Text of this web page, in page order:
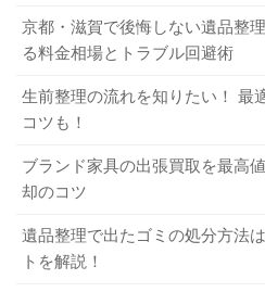
っている汚れを拭き取る
付属品をすべてそろえる
洗濯機の購入時についてきた付
も、買取へ出す前の大切な準備
付属品の有無だけで買取額が
す。査定に厳しい買取専門業者
ンターでは24時間無料出張査
事でいない方でも、夜間や早朝
でぜひ一度お問い合わせくださ
安になりますが、リサイクル買
うため、トラブルになることも
Q．買取不可になる洗濯機の特
A．買取業者によって異なりま
壊れて使えないもの
部品が足りないもの
需要が極めて低いもの
京都・滋賀で後悔しない遺品整
る料金相場とトラブル回避術
生前整理の流れを知りたい！ 最
コツも！
ブランド家具の出張買取を最高
却のコツ
遺品整理で出たゴミの処分方法
トを解説！